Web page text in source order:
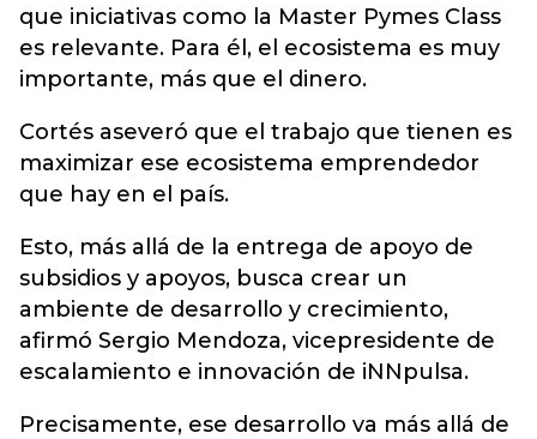
que iniciativas como la Master Pymes Class
es relevante. Para él, el ecosistema es muy
importante, más que el dinero.
Cortés aseveró que el trabajo que tienen es
maximizar ese ecosistema emprendedor
que hay en el país.
Esto, más allá de la entrega de apoyo de
subsidios y apoyos, busca crear un
ambiente de desarrollo y crecimiento,
afirmó Sergio Mendoza, vicepresidente de
escalamiento e innovación de iNNpulsa.
Precisamente, ese desarrollo va más allá de